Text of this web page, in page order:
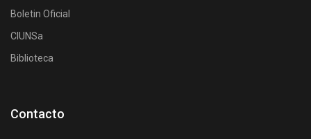
Boletin Oficial
CIUNSa
Biblioteca
Contacto